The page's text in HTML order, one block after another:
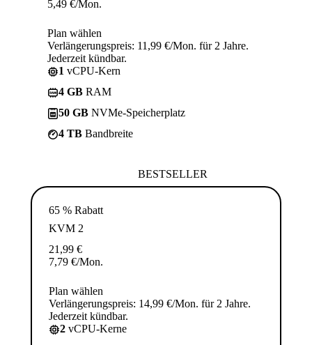
5,49 €/Mon.
Plan wählen
Verlängerungspreis: 11,99 €/Mon. für 2 Jahre.
Jederzeit kündbar.
1 vCPU-Kern
4 GB RAM
50 GB NVMe-Speicherplatz
4 TB Bandbreite
BESTSELLER
65 % Rabatt
KVM 2
21,99 €
7,79 €/Mon.
Plan wählen
Verlängerungspreis: 14,99 €/Mon. für 2 Jahre.
Jederzeit kündbar.
2 vCPU-Kerne